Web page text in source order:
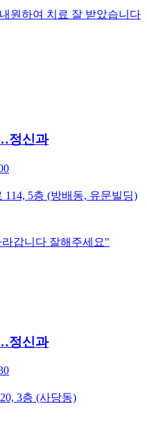
원하여 치료 잘 받았습니다
정신과
5층 (방배동, 유문빌딩)
갑니다 잘해주세요"
정신과
3층 (사당동)